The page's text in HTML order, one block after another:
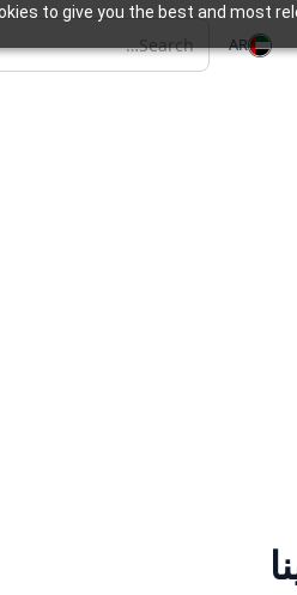
to give you the best and most
AR